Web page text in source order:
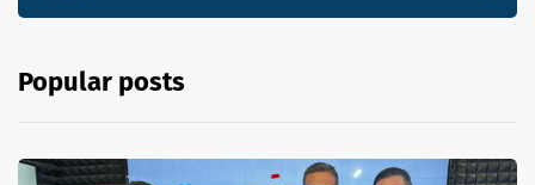
Popular posts